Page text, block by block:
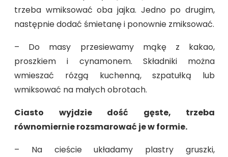
trzeba wmiksować oba jajka. Jedno po drugim,
następnie dodać śmietanę i ponownie zmiksować.
– Do masy przesiewamy mąkę z kakao,
proszkiem i cynamonem. Składniki można
wmieszać rózgą kuchenną, szpatułką lub
wmiksować na małych obrotach.
Ciasto wyjdzie dość gęste, trzeba
równomiernie rozsmarować je w formie.
– Na cieście układamy plastry gruszki,